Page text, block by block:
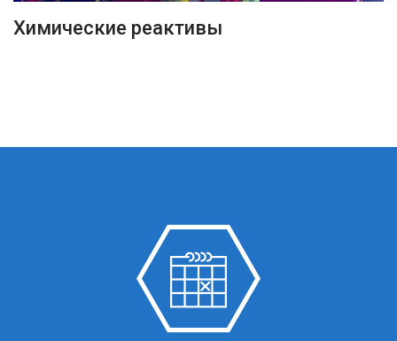
Химические реактивы